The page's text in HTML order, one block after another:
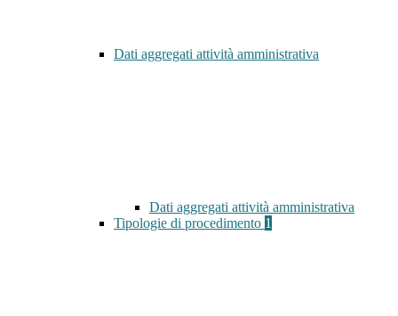
Dati aggregati attività amministrativa
Dati aggregati attività amministrativa
Tipologie di procedimento 1